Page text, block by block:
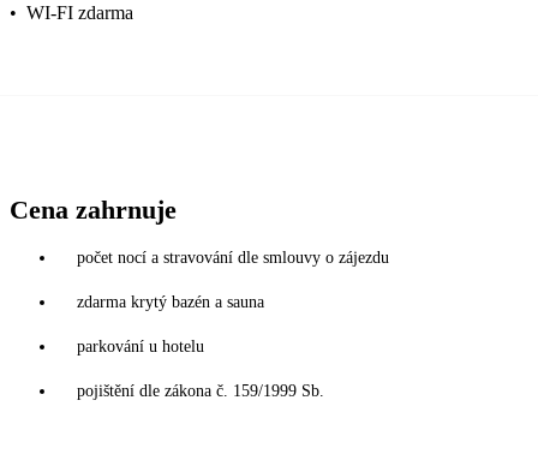
• WI-FI zdarma
Cena zahrnuje
počet nocí a stravování dle smlouvy o zájezdu
zdarma krytý bazén a sauna
parkování u hotelu
pojištění dle zákona č. 159/1999 Sb.